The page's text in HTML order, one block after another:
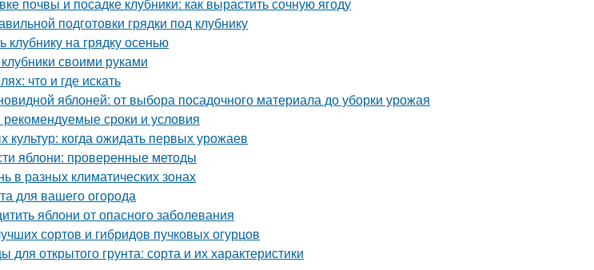
подготовки грядки под клубнику
клубнику на грядку осенью
своими руками
что и где искать
яблоней: от выбора посадочного материала до уборки урожая
сроки и условия
когда ожидать первых урожаев
яблони: проверенные методы
в разных климатических зонах
для вашего огорода
яблони от опасного заболевания
сортов и гибридов пучковых огурцов
открытого грунта: сорта и их характеристики